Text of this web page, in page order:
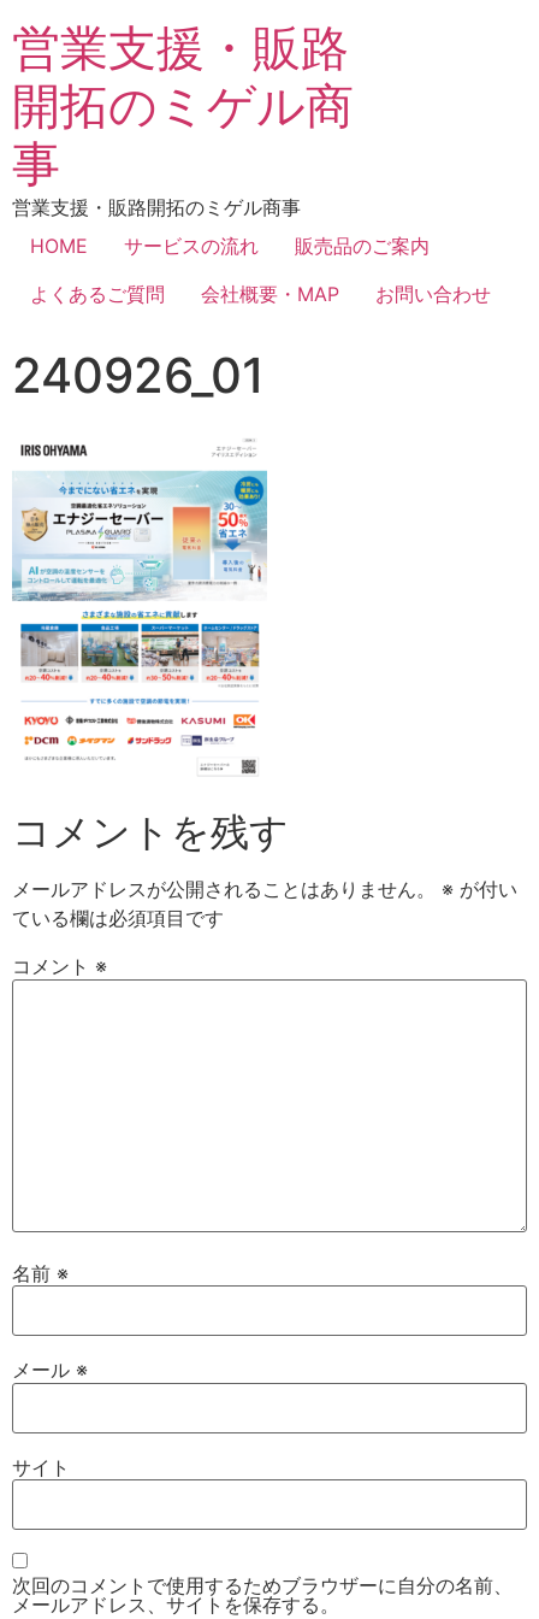
営業支援・販路
開拓のミゲル商
事
営業支援・販路開拓のミゲル商事
HOME
サービスの流れ
販売品のご案内
よくあるご質問
会社概要・MAP お問い合わせ
240926_01
コメントを残す
メールアドレスが公開されることはありません。 ※ が付い
ている欄は必須項目です
コメント ※
名前 ※
メール ※
サイト
次回のコメントで使用するためブラウザーに自分の名前、
メールアドレス、サイトを保存する。